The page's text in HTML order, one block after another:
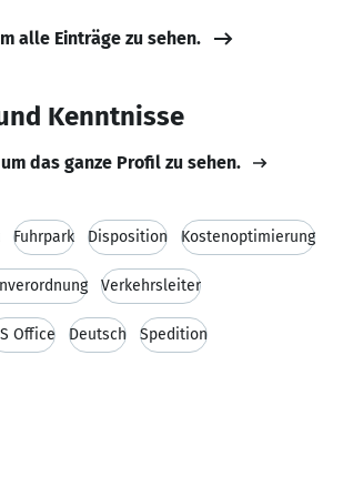
alle Einträge zu sehen.
Kenntnisse
das ganze Profil zu sehen.
Fuhrpark Disposition Kostenoptimierung
Verkehrsleiter
Office Deutsch Spedition